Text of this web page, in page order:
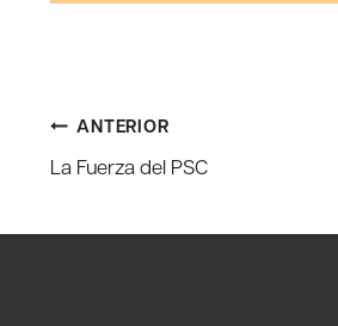
Navegación
de
entradas
ANTERIOR
La Fuerza del PSC